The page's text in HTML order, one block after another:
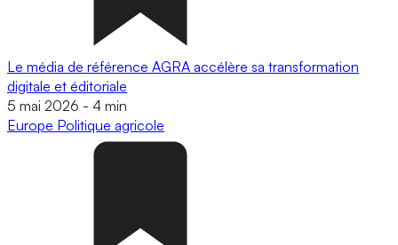
Le média de référence AGRA accélère sa transformation
digitale et éditoriale
5 mai 2026 - 4 min
Europe Politique agricole